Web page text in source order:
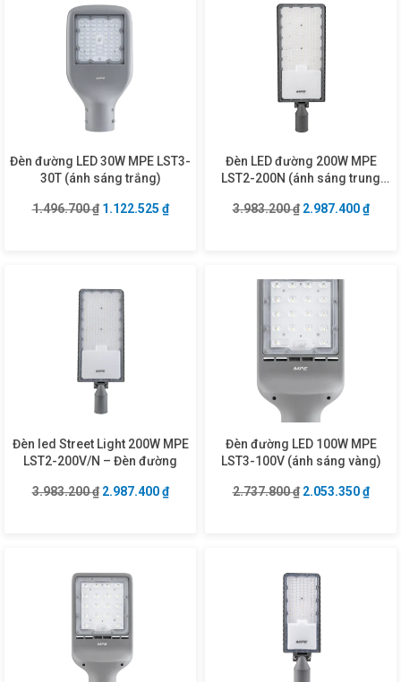
Đèn đường LED 30W MPE LST3-
30T (ánh sáng trắng)
1.496.700₫ Giá gốc là: 1.496.700 ₫.
1.122.525 ₫Giá hiện tại là: 1.122.525 ₫.
Đèn LED đường 200W MPE
LST2-200N (ánh sáng trung
3.983.200₫ Giá gốc là:
2.987.400₫Giá
Đèn led Street Light 200W MPE
LST2-200V/N – Đèn đường
3.983.200₫ Giá gốc là: 3.983.200 ₫.
2.987.400₫Giá hiện tại là: 2.987.400 ₫.
Đèn đường LED 100W MPE
LST3-100V (ánh sáng vàng)
2.737.800₫ Giá gốc là:
2.053.350₫Giá